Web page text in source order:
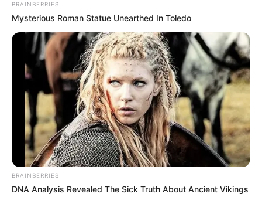
BRAINBERRIES
Mysterious Roman Statue Unearthed In Toledo
BRAINBERRIES
DNA Analysis Revealed The Sick Truth About Ancient Vikings